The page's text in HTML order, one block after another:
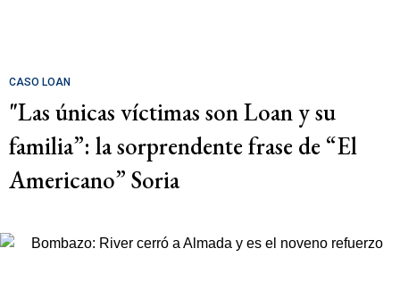
CASO LOAN
"Las únicas víctimas son Loan y su
familia”: la sorprendente frase de “El
Americano” Soria